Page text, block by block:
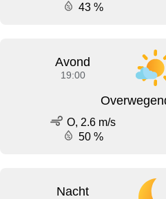
43 %
Avond
19:00
O, 2.6 m/s
50 %
Nacht